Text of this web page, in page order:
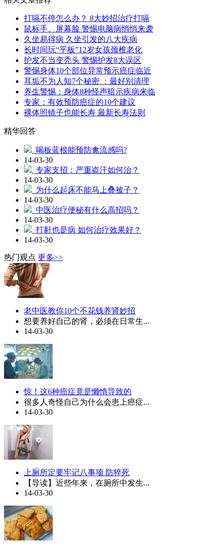
打嗝不停怎么办？ 8大妙招治疗打嗝
鼠标手、屏幕脸 警惕电脑病悄悄来袭
久坐易得病 久坐引发的八大疾病
长时间玩“平板”12岁女孩颈椎老化
护发不当变秃头 警惕护发8大误区
警惕身体10个部位异常预示癌症临近
耳垢不为人知7个秘密 ：最好别清理
养生警惕：身体8种怪声暗示疾病来临
专家：有效预防癌症的10个建议
裸体照镜子也能长寿 最新长寿法则
精华回答
喝板蓝根能预防禽流感吗?
14-03-30
专家支招：严重盗汗如何治？
14-03-30
为什么起床不能马上叠被子？
14-03-30
中医治疗便秘有什么高招吗？
14-03-30
打鼾也是病 如何治疗效果好？
14-03-30
热门观点 更多>>
老中医教你10个不花钱养肾妙招
想要养好自己的肾，必须在日常生...
14-03-30
惊！这6种癌症竟是懒惰导致的
很多人奇怪自己为什么会患上癌症...
14-03-30
上厕所定要牢记八事项 防猝死
【导读】近些年来，在厕所中发生...
14-03-30